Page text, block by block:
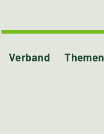
Verband Themen